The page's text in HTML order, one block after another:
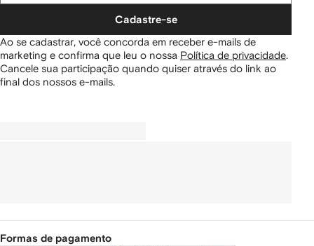
Cadastre-se
Ao se cadastrar, você concorda em receber e-mails de
marketing e confirma que leu o nossa Política de privacidade.
Cancele sua participação quando quiser através do link ao
final dos nossos e-mails.
Formas de pagamento